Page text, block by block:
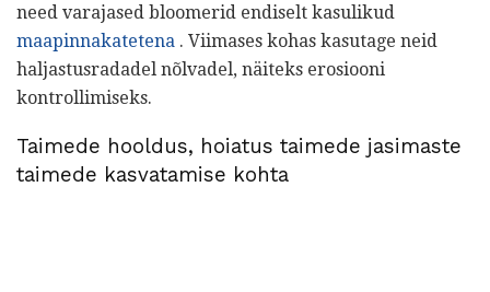
need varajased bloomerid endiselt kasulikud
maapinnakatetena . Viimases kohas kasutage neid
haljastusradadel nõlvadel, näiteks erosiooni
kontrollimiseks.
Taimede hooldus, hoiatus taimede jasimaste
taimede kasvatamise kohta